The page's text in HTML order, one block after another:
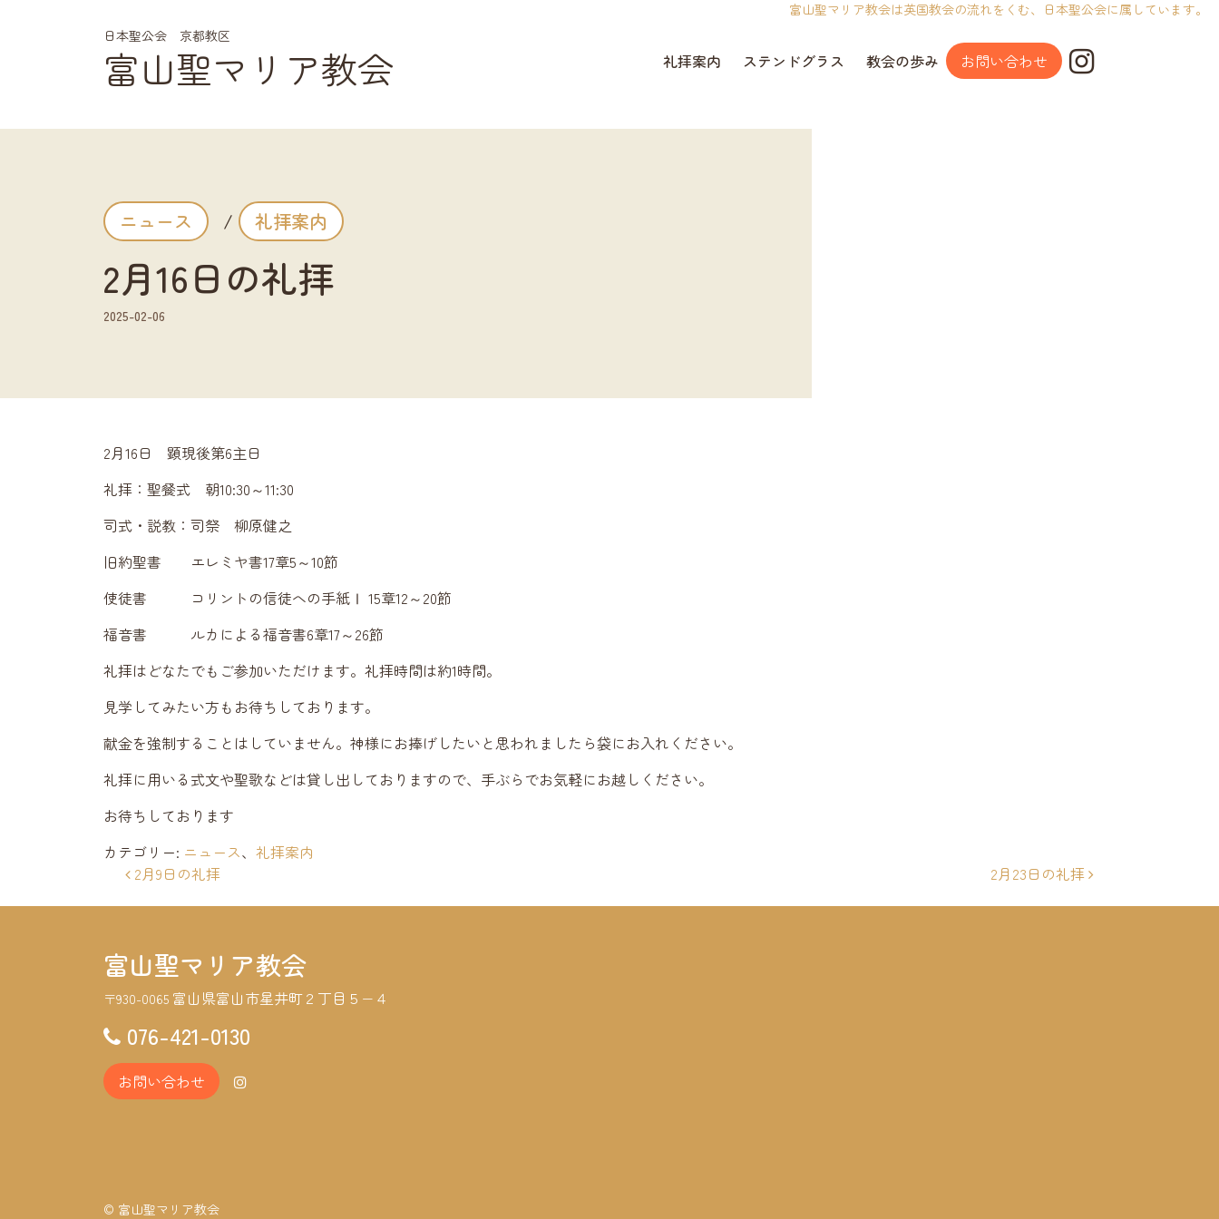
富山聖マリア教会は英国教会の流れをくむ、日本聖公会に属しています。
メインナビゲーション
富山聖マリア教会 礼拝案内 ステンドグラス 教会の歩み お問い合わせ
ニュース / 礼拝案内
2月16日の礼拝
2025-02-06
2月16日 顕現後第6主日
礼拝：聖餐式 朝10:30～11:30
司式・説教：司祭 柳原健之
旧約聖書 エレミヤ書17章5～10節
使徒書 コリントの信徒への手紙Ⅰ 15章12～20節
福音書 ルカによる福音書6章17～26節
礼拝はどなたでもご参加いただけます。礼拝時間は約1時間。
見学してみたい方もお待ちしております。
献金を強制することはしていません。神様にお捧げしたいと思われましたら袋にお入れください。
礼拝に用いる式文や聖歌などは貸し出しておりますので、手ぶらでお気軽にお越しください。
お待ちしております
カテゴリー: ニュース、 礼拝案内
投稿ナビゲーション
2月9日の礼拝 2月23日の礼拝
富山聖マリア教会
〒930-0065 富山県富山市星井町２丁目５−４
076-421-0130
お問い合わせ
© 富山聖マリア教会